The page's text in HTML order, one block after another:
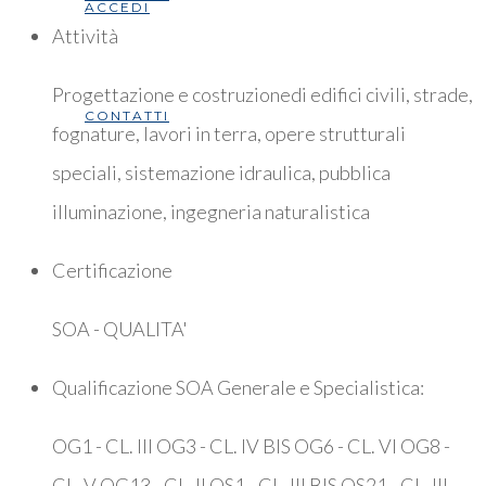
ACCEDI
CONTATTI
Attività
Progettazione e costruzionedi edifici civili, strade,
fognature, lavori in terra, opere strutturali
speciali, sistemazione idraulica, pubblica
illuminazione, ingegneria naturalistica
Certificazione
SOA - QUALITA'
Qualificazione SOA Generale e Specialistica:
OG1 - CL. III OG3 - CL. IV BIS OG6 - CL. VI OG8 -